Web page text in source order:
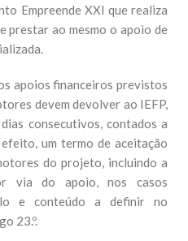
Empreende XXI que realiza
prestar ao mesmo o apoio de
apoios financeiros previstos
devem devolver ao IEFP,
consecutivos, contados a
um termo de aceitação
do projeto, incluindo a
via do apoio, nos casos
e conteúdo a definir no
23.º.